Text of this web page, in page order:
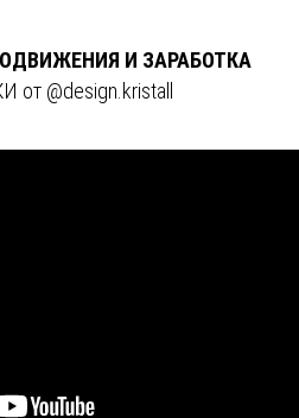
И ЗАРАБОТКА
от @design.kristall